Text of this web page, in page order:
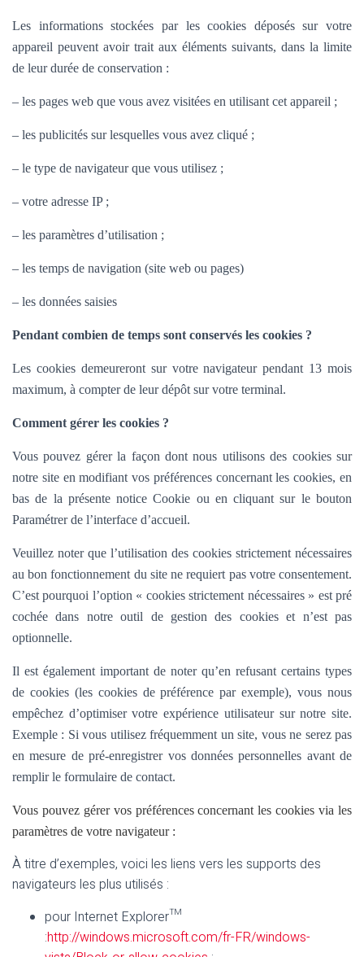
Les informations stockées par les cookies déposés sur votre
appareil peuvent avoir trait aux éléments suivants, dans la limite
de leur durée de conservation :
– les pages web que vous avez visitées en utilisant cet appareil ;
– les publicités sur lesquelles vous avez cliqué ;
– le type de navigateur que vous utilisez ;
– votre adresse IP ;
– les paramètres d’utilisation ;
– les temps de navigation (site web ou pages)
– les données saisies
Pendant combien de temps sont conservés les cookies ?
Les cookies demeureront sur votre navigateur pendant 13 mois
maximum, à compter de leur dépôt sur votre terminal.
Comment gérer les cookies ?
Vous pouvez gérer la façon dont nous utilisons des cookies sur
notre site en modifiant vos préférences concernant les cookies, en
bas de la présente notice Cookie ou en cliquant sur le bouton
Paramétrer de l’interface d’accueil.
Veuillez noter que l’utilisation des cookies strictement nécessaires
au bon fonctionnement du site ne requiert pas votre consentement.
C’est pourquoi l’option « cookies strictement nécessaires » est pré
cochée dans notre outil de gestion des cookies et n’est pas
optionnelle.
Il est également important de noter qu’en refusant certains types
de cookies (les cookies de préférence par exemple), vous nous
empêchez d’optimiser votre expérience utilisateur sur notre site.
Exemple : Si vous utilisez fréquemment un site, vous ne serez pas
en mesure de pré-enregistrer vos données personnelles avant de
remplir le formulaire de contact.
Vous pouvez gérer vos préférences concernant les cookies via les
paramètres de votre navigateur :
À titre d’exemples, voici les liens vers les supports des
navigateurs les plus utilisés :
pour Internet Explorer™
:http://windows.microsoft.com/fr-FR/windows-